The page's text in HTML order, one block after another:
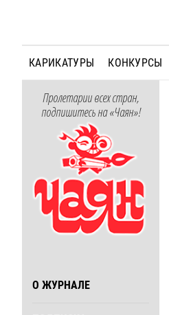
КАРИКАТУРЫ КОНКУРСЫ
Пролетарии всех стран,
подпишитесь на «Чаян»!
О ЖУРНАЛЕ